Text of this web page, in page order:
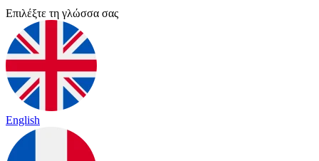
Επιλέξτε τη γλώσσα σας
English